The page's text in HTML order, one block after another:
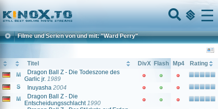
Home
Menu
Filme und Serien von und mit: "Ward Perry"
Titel DivX Flash Mp4
Rating
Dragon Ball Z - Die Todeszone des
Garlic jr. 1989
Inuyasha 2004
Dragon Ball Z - Die
Entscheidungsschlacht 1990